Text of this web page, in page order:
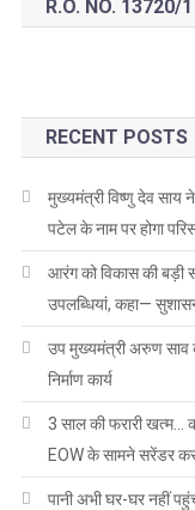
R.O. NO. 13720/
RECENT POSTS
मुख्यमंत्री विष्णु देव साय
पटेल के नाम पर होगा
आरंग को विकास की बड़ी
उपलब्धियां, कहा—
उप मुख्यमंत्री अरुण साव
निर्माण कार्य
3 साल की फरारी खत्म…
EOW के सामने सरेंडर कर
पानी अभी घर-घर नहीं